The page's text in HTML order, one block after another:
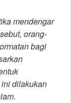
mendengar
orang-
bagi
dilakukan